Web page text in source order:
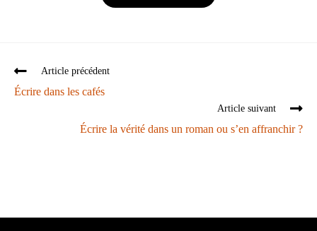
Article précédent
Écrire dans les cafés
Article suivant
Écrire la vérité dans un roman ou s’en affranchir ?